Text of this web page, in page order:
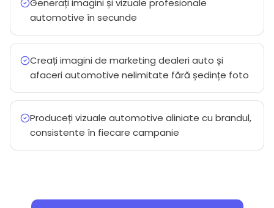
Generați imagini și vizuale profesionale
automotive în secunde
Creați imagini de marketing dealeri auto și
afaceri automotive nelimitate fără ședințe foto
Produceți vizuale automotive aliniate cu brandul,
consistente în fiecare campanie